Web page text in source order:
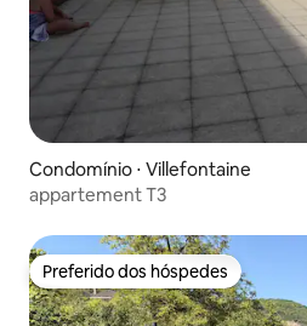
Condomínio ⋅ Villefontaine
appartement T3
Preferido dos hóspedes
Preferido dos hóspedes